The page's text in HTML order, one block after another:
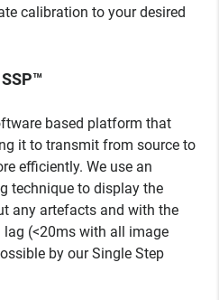
calibration to your desired
based platform that
it to transmit from source to
efficiently. We use an
technique to display the
any artefacts and with the
(<20ms with all image
by our Single Step